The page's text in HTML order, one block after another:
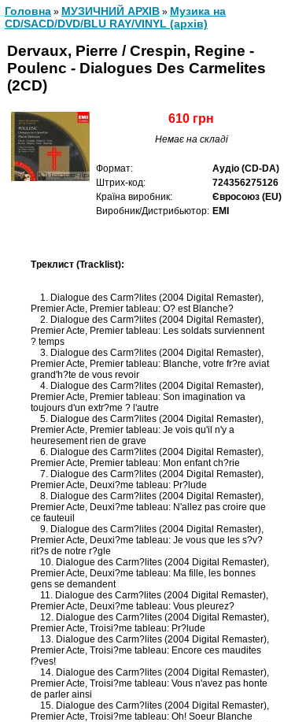
Головна » МУЗИЧНИЙ АРХІВ » Музика на
CD/SACD/DVD/BLU RAY/VINYL (архів)
Dervaux, Pierre / Crespin, Regine -
Poulenc - Dialogues Des Carmelites
(2CD)
610 грн
Немає на складі
Формат:
Аудіо (CD-DA)
Штрих-код:
724356275126
Країна виробник:
Євросоюз (EU)
Виробник/Дистрибьютор: EMI
Треклист (Tracklist):
1. Dialogue des Carm?lites (2004 Digital Remaster),
Premier Acte, Premier tableau: O? est Blanche?
2. Dialogue des Carm?lites (2004 Digital Remaster),
Premier Acte, Premier tableau: Les soldats surviennent
? temps
3. Dialogue des Carm?lites (2004 Digital Remaster),
Premier Acte, Premier tableau: Blanche, votre fr?re aviat
grand'h?te de vous revoir
4. Dialogue des Carm?lites (2004 Digital Remaster),
Premier Acte, Premier tableau: Son imagination va
toujours d'un extr?me ? l'autre
5. Dialogue des Carm?lites (2004 Digital Remaster),
Premier Acte, Premier tableau: Je vois qu'il n'y a
heuresement rien de grave
6. Dialogue des Carm?lites (2004 Digital Remaster),
Premier Acte, Premier tableau: Mon enfant ch?rie
7. Dialogue des Carm?lites (2004 Digital Remaster),
Premier Acte, Deuxi?me tableau: Pr?lude
8. Dialogue des Carm?lites (2004 Digital Remaster),
Premier Acte, Deuxi?me tableau: N'allez pas croire que
ce fauteuil
9. Dialogue des Carm?lites (2004 Digital Remaster),
Premier Acte, Deuxi?me tableau: Je vous que les s?v?
rit?s de notre r?gle
10. Dialogue des Carm?lites (2004 Digital Remaster),
Premier Acte, Deuxi?me tableau: Ma fille, les bonnes
gens se demandent
11. Dialogue des Carm?lites (2004 Digital Remaster),
Premier Acte, Deuxi?me tableau: Vous pleurez?
12. Dialogue des Carm?lites (2004 Digital Remaster),
Premier Acte, Troisi?me tableau: Pr?lude
13. Dialogue des Carm?lites (2004 Digital Remaster),
Premier Acte, Troisi?me tableau: Encore ces maudites
f?ves!
14. Dialogue des Carm?lites (2004 Digital Remaster),
Premier Acte, Troisi?me tableau: Vous n'avez pas honte
de parler ainsi
15. Dialogue des Carm?lites (2004 Digital Remaster),
Premier Acte, Troisi?me tableau: Oh! Soeur Blanche